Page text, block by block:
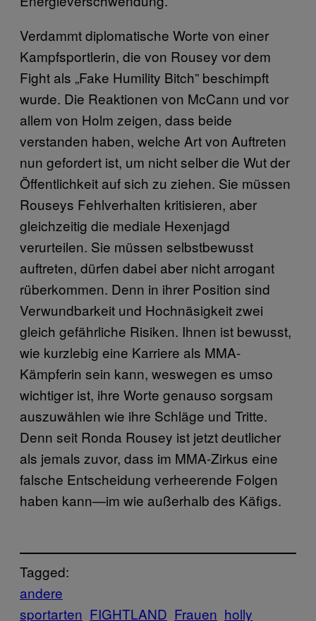
Verdammt diplomatische Worte von einer
Kampfsportlerin, die von Rousey vor dem
Fight als „Fake Humility Bitch” beschimpft
wurde. Die Reaktionen von McCann und vor
allem von Holm zeigen, dass beide
verstanden haben, welche Art von Auftreten
nun gefordert ist, um nicht selber die Wut der
Öffentlichkeit auf sich zu ziehen. Sie müssen
Rouseys Fehlverhalten kritisieren, aber
gleichzeitig die mediale Hexenjagd
verurteilen. Sie müssen selbstbewusst
auftreten, dürfen dabei aber nicht arrogant
rüberkommen. Denn in ihrer Position sind
Verwundbarkeit und Hochnäsigkeit zwei
gleich gefährliche Risiken. Ihnen ist bewusst,
wie kurzlebig eine Karriere als MMA-
Kämpferin sein kann, weswegen es umso
wichtiger ist, ihre Worte genauso sorgsam
auszuwählen wie ihre Schläge und Tritte.
Denn seit Ronda Rousey ist jetzt deutlicher
als jemals zuvor, dass im MMA-Zirkus eine
falsche Entscheidung verheerende Folgen
haben kann—im wie außerhalb des Käfigs.
Tagged:
andere
sportarten FIGHTLAND Frauen holly